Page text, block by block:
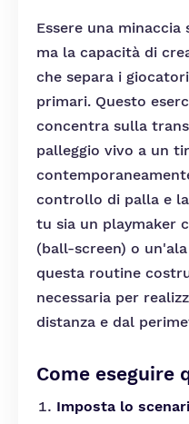
Essere una minaccia
ma la capacità di
che separa i
primari. Questo
concentra sulla
palleggio vivo a un
controllo di palla e
tu sia un playmaker
(ball-screen) o
questa routine
necessaria per
distanza e dal
Come eseguire
Imposta lo